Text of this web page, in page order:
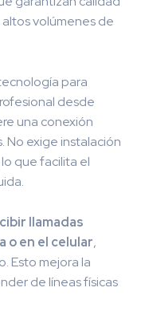
volúmenes de
para
desde
una conexión
No exige instalación
que facilita el
llamadas
o en el celular,
Esto mejora la
de líneas físicas